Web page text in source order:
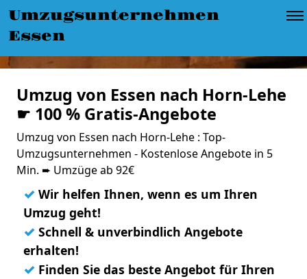
Umzugsunternehmen
Essen
Umzug von Essen nach Horn-Lehe
☛ 100 % Gratis-Angebote
Umzug von Essen nach Horn-Lehe : Top-
Umzugsunternehmen - Kostenlose Angebote in 5
Min. ➨ Umzüge ab 92€
✓ Wir helfen Ihnen, wenn es um Ihren
Umzug geht!
✓ Schnell & unverbindlich Angebote
erhalten!
✓ Finden Sie das beste Angebot für Ihren